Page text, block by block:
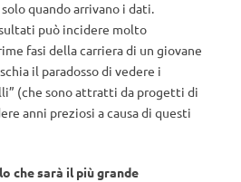
quando arrivano i dati.
può incidere molto
fasi della carriera di un giovane
il paradosso di vedere i
(che sono attratti da progetti di
anni preziosi a causa di questi
che sarà il più grande